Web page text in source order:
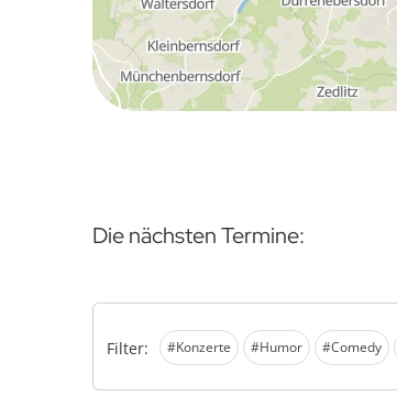
Die nächsten Termine:
Filter: #Konzerte #Humor #Comedy